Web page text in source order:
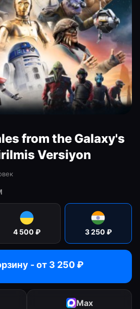
from the Galaxy's
Versiyon
4 500 ₽ 3 250 ₽
- от 3 250₽
Max